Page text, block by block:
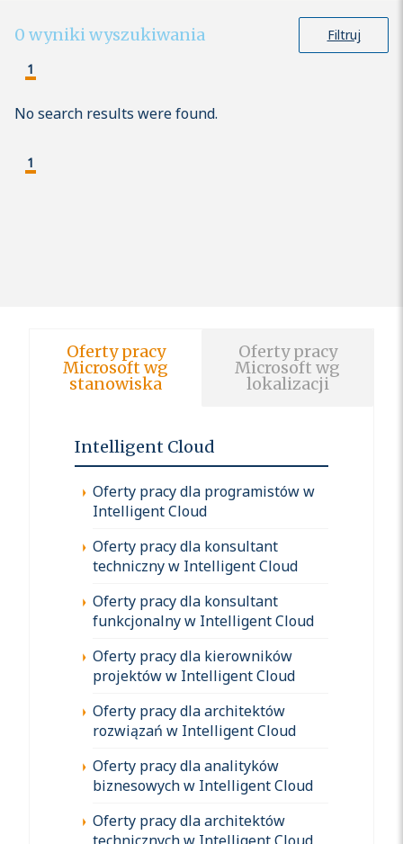
0 wyniki wyszukiwania
Filtruj
1
No search results were found.
1
Oferty pracy
Microsoft wg
stanowiska
Oferty pracy
Microsoft wg
lokalizacji
Intelligent Cloud
Oferty pracy dla programistów w
Intelligent Cloud
Oferty pracy dla konsultant
techniczny w Intelligent Cloud
Oferty pracy dla konsultant
funkcjonalny w Intelligent Cloud
Oferty pracy dla kierowników
projektów w Intelligent Cloud
Oferty pracy dla architektów
rozwiązań w Intelligent Cloud
Oferty pracy dla analityków
biznesowych w Intelligent Cloud
Oferty pracy dla architektów